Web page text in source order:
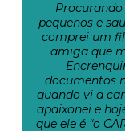
Procurando
pequenos e
comprei um
amiga que
documentos
quando vi a
apaixonei e
que ele é “o